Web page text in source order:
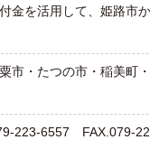
金を活用して、姫路市
市・たつの市・稲美町
223-6557 FAX.079-